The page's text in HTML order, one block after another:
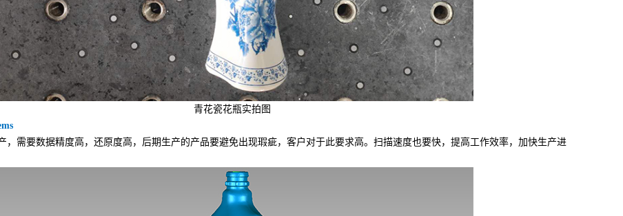
青花瓷花瓶实拍图
需要数据精度高，还原度高，后期生产的产品要避免出现瑕疵，客户对于此要求高。扫描速度也要快，提高工作效率，加快生产进